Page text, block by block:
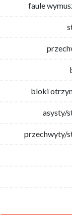
faule
bloki
asysty/
przechwyty/
faule
bloki
asysty/
przechwyty/